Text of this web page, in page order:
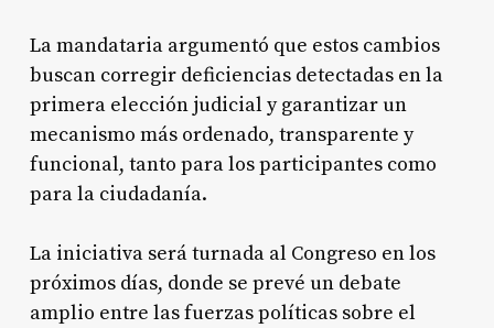
La mandataria argumentó que estos cambios
buscan corregir deficiencias detectadas en la
primera elección judicial y garantizar un
mecanismo más ordenado, transparente y
funcional, tanto para los participantes como
para la ciudadanía.
La iniciativa será turnada al Congreso en los
próximos días, donde se prevé un debate
amplio entre las fuerzas políticas sobre el